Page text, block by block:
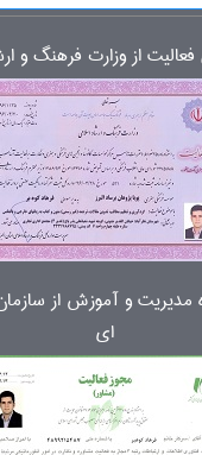
از وزارت فرهنگ و
و آموزش از
ای